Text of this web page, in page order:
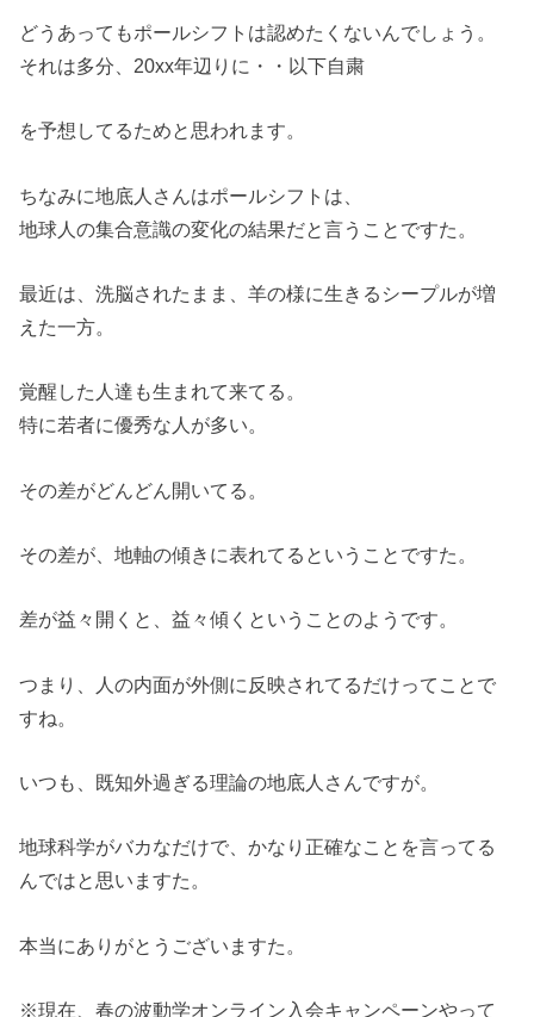
どうあってもポールシフトは認めたくないんでしょう。
それは多分、20xx年辺りに・・以下自粛
を予想してるためと思われます。
ちなみに地底人さんはポールシフトは、
地球人の集合意識の変化の結果だと言うことですた。
最近は、洗脳されたまま、羊の様に生きるシープルが増
えた一方。
覚醒した人達も生まれて来てる。
特に若者に優秀な人が多い。
その差がどんどん開いてる。
その差が、地軸の傾きに表れてるということですた。
差が益々開くと、益々傾くということのようです。
つまり、人の内面が外側に反映されてるだけってことで
すね。
いつも、既知外過ぎる理論の地底人さんですが。
地球科学がバカなだけで、かなり正確なことを言ってる
んではと思いますた。
本当にありがとうございますた。
※現在、春の波動学オンライン入会キャンペーンやって